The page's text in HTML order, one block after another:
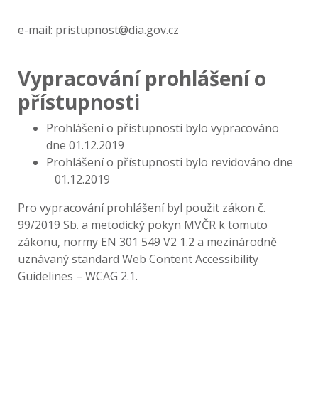
e-mail: pristupnost@dia.gov.cz
Vypracování prohlášení o
přístupnosti
Prohlášení o přístupnosti bylo vypracováno
dne 01.12.2019
Prohlášení o přístupnosti bylo revidováno dne
01.12.2019
Pro vypracování prohlášení byl použit zákon č.
99/2019 Sb. a metodický pokyn MVČR k tomuto
zákonu, normy EN 301 549 V2 1.2 a mezinárodně
uznávaný standard Web Content Accessibility
Guidelines – WCAG 2.1.